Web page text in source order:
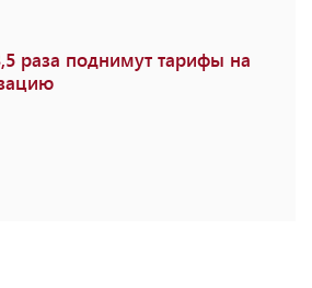
раза поднимут тарифы на